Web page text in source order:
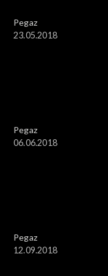
Pegaz
23.05.2018
Pegaz
06.06.2018
Pegaz
12.09.2018